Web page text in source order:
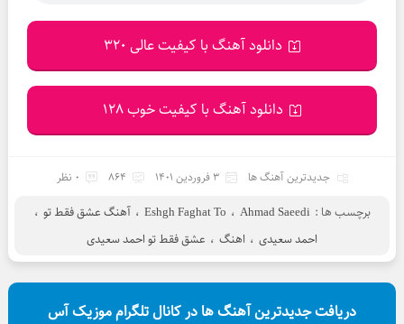
دانلود آهنگ با کیفیت عالی 320
دانلود آهنگ با کیفیت خوب 128
جدیدترین آهنگ ها 3 فروردین 1401 864 0 نظر
برچسب ها : Ahmad Saeedi ، Eshgh Faghat To ، آهنگ عشق فقط تو ،
احمد سعیدی ، اهنگ ، عشق فقط تو احمد سعیدی
دریافت جدیدترین آهنگ ها در کانال تلگرام موزیک آس